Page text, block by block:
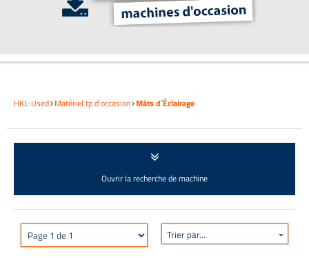
HKL-Used Matériel tp d'occasion Mâts d´Éclairage
Ouvrir la recherche de machine
Trier par...